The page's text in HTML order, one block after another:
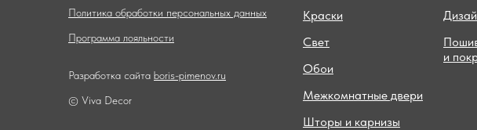
Политика обработки персональных данных
Программа лояльности
Разработка сайта boris-pimenov.ru
© Viva Decor
Краски
Свет
Обои
Межкомнатные двери
Шторы и карнизы
и